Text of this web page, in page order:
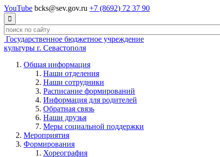
YouTube bcks@sev.gov.ru +7 (8692) 72 37 90

Государственное бюджетное учреждение
культуры г. Севастополя
Общая информация
Наши отделения
Наши сотрудники
Расписание формирований
Информация для родителей
Обратная связь
Наши друзья
Меры социальной поддержки
Мероприятия
Формирования
Хореография